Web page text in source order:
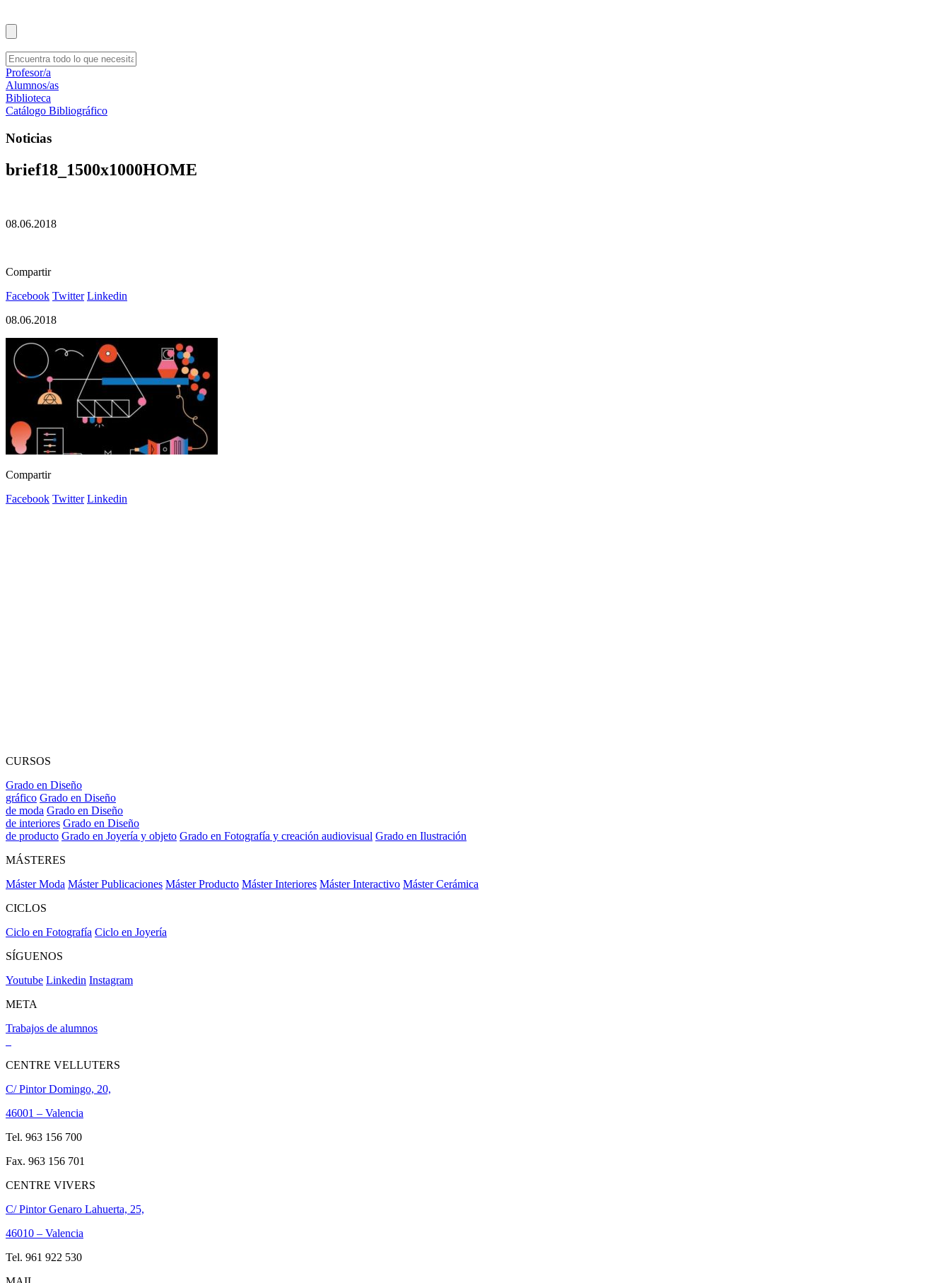
Profesor/a
Alumnos/as
Biblioteca
Catálogo Bibliográfico
Noticias
brief18_1500x1000HOME
08.06.2018
Compartir
Facebook Twitter Linkedin
08.06.2018
Compartir
Facebook Twitter Linkedin
CURSOS
Grado en Diseño
gráfico Grado en Diseño
de moda Grado en Diseño
de interiores Grado en Diseño
de producto Grado en Joyería y objeto Grado en Fotografía y creación audiovisual Grado en Ilustración
MÁSTERES
Máster Moda Máster Publicaciones Máster Producto Máster Interiores Máster Interactivo Máster Cerámica
CICLOS
Ciclo en Fotografía Ciclo en Joyería
SÍGUENOS
Youtube Linkedin Instagram
META
Trabajos de alumnos
CENTRE VELLUTERS
C/ Pintor Domingo, 20,
46001 – Valencia
Tel. 963 156 700
Fax. 963 156 701
CENTRE VIVERS
C/ Pintor Genaro Lahuerta, 25,
46010 – Valencia
Tel. 961 922 530